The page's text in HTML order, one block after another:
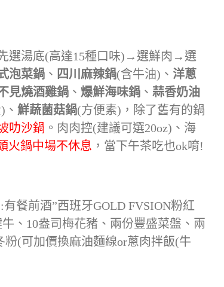
選湯底(高達15種口味)→選鮮肉→選
泡菜鍋 、 四川麻辣鍋(含牛油)、 洋蔥
見燒酒雞鍋 、 爆鮮海味鍋 、 蒜香奶油
鮮蔬菌菇鍋(方便素)，除了舊有的鍋
叻沙鍋 。肉肉控(建議可選20oz)、海
火鍋中場不休息 ，當下午茶吃也ok唷!
:有餐前酒”西班牙GOLD FVSION粉紅
、10盎司梅花豬、兩份豐盛菜盤、兩
(可加價換麻油麵線or蔥肉拌飯(牛